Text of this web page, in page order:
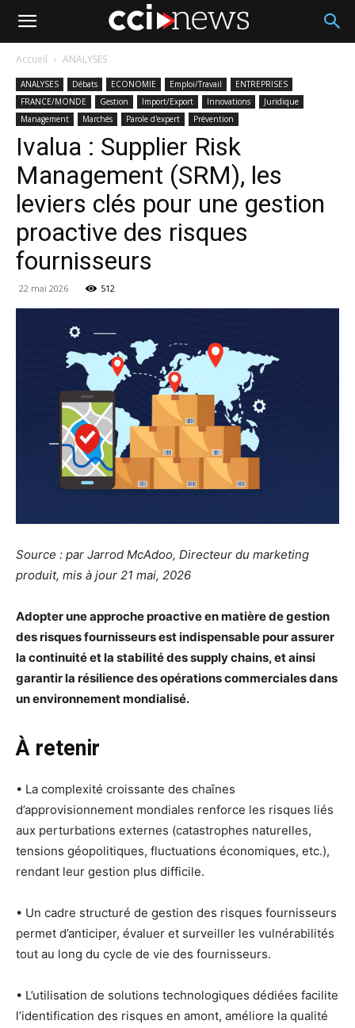
Accueil ANALYSES
ANALYSES Débats ECONOMIE Emploi/Travail
ENTREPRISES
FRANCE/MONDE
Gestion Import/Export Innovations
Juridique
Management
Marchés Parole d'expert Prévention
Ivalua : Supplier Risk
Management (SRM), les
leviers clés pour une gestion
proactive des risques
fournisseurs
22 mai 2026 512
Source : par Jarrod McAdoo, Directeur du marketing
produit, mis à jour 21 mai, 2026
Adopter une approche proactive en matière de gestion
des risques fournisseurs est indispensable pour assurer
la continuité et la stabilité des supply chains, et ainsi
garantir la résilience des opérations commerciales dans
un environnement mondialisé.
À retenir
• La complexité croissante des chaînes
d’approvisionnement mondiales renforce les risques liés
aux perturbations externes (catastrophes naturelles,
tensions géopolitiques, fluctuations économiques, etc.),
rendant leur gestion plus difficile.
• Un cadre structuré de gestion des risques fournisseurs
permet d’anticiper, évaluer et surveiller les vulnérabilités
tout au long du cycle de vie des fournisseurs.
• L’utilisation de solutions technologiques dédiées facilite
l’identification des risques en amont, améliore la qualité